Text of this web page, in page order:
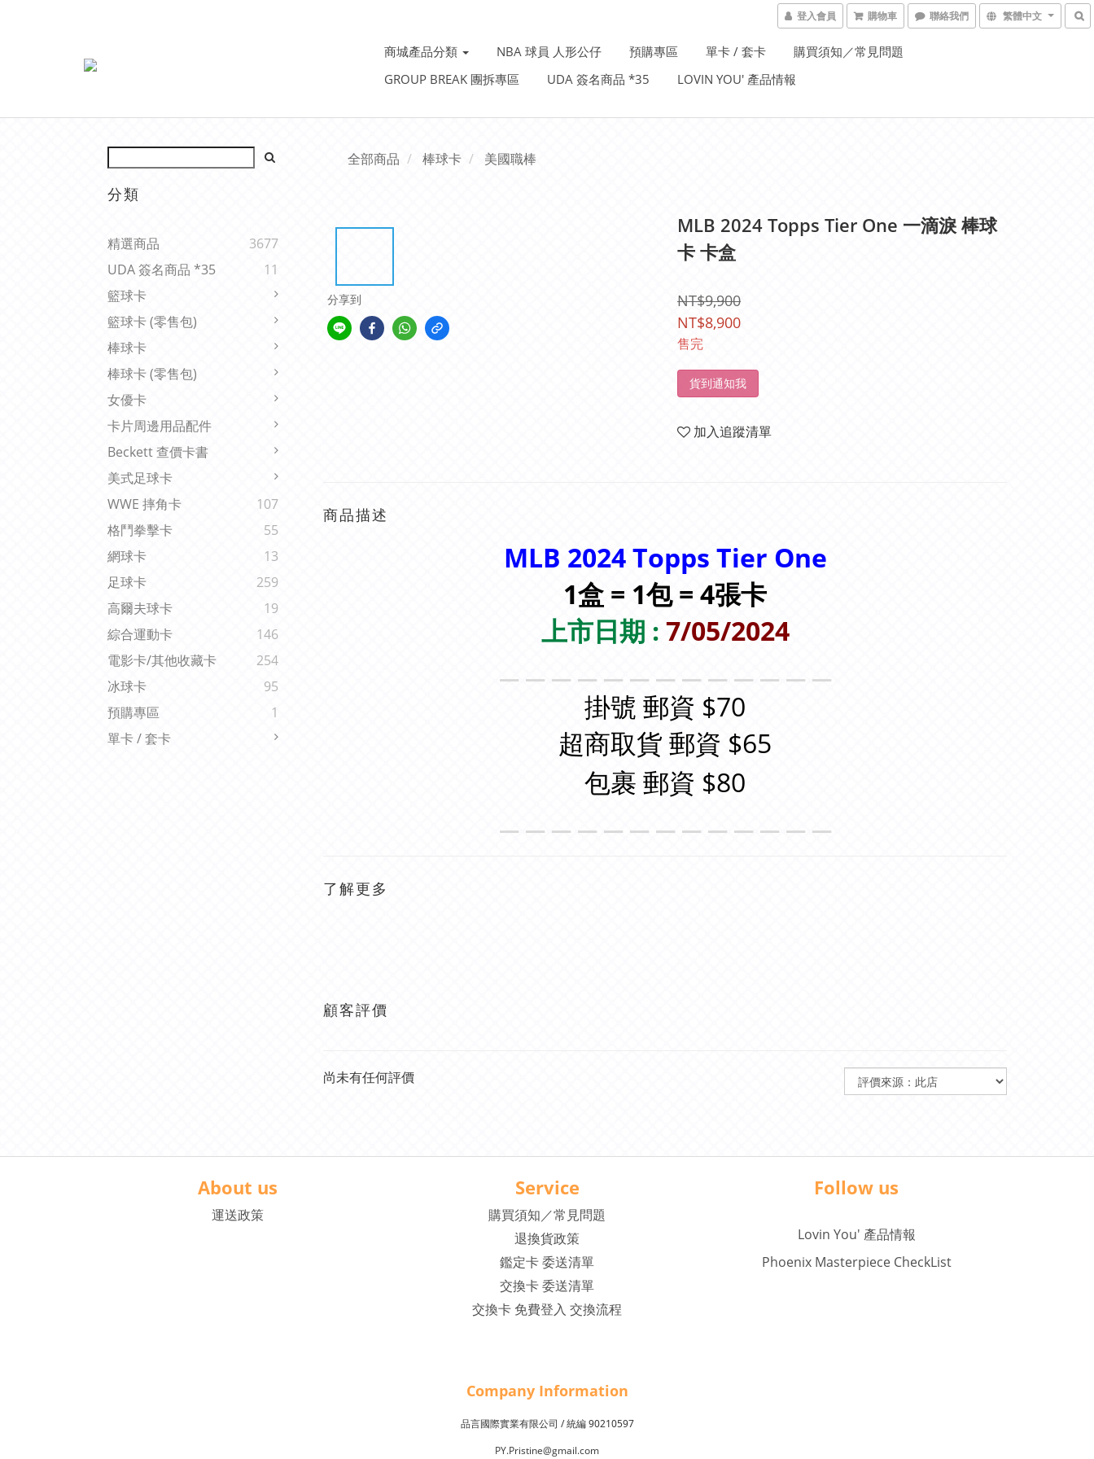
登入會員 購物車 聯絡我們 繁體中文
商城產品分類 NBA 球員 人形公仔 預購專區 單卡 / 套卡
購買須知／常見問題
GROUP BREAK 團拆專區
UDA 簽名商品 *35 LOVIN YOU' 產品情報
分類
精選商品
3677
UDA 簽名商品 *35
11
籃球卡
籃球卡 (零售包)
棒球卡
棒球卡 (零售包)
女優卡
卡片周邊用品配件
Beckett 查價卡書
美式足球卡
WWE 摔角卡
107
格鬥拳擊卡
55
網球卡
13
足球卡
259
高爾夫球卡
19
綜合運動卡
146
電影卡/其他收藏卡
254
冰球卡
95
預購專區
1
單卡 / 套卡
全部商品 棒球卡 美國職棒
分享到
MLB 2024 Topps Tier One 一滴淚 棒球
卡 卡盒
NT$9,900
NT$8,900
售完
貨到通知我
加入追蹤清單
商品描述
MLB 2024 Topps Tier One
1盒 = 1包 = 4張卡
上市日期 : 7/05/2024
掛號 郵資 $70
超商取貨 郵資 $65
包裹 郵資 $80
了解更多
顧客評價
尚未有任何評價
About us
運送政策
Service
購買須知／常見問題
退換貨政策
鑑定卡 委送清單
交換卡 委送清單
交換卡 免費登入 交換流程
Follow us
Lovin You' 產品情報
Phoenix Masterpiece CheckList
Company Information
品言國際實業有限公司 /統編90210597
PY.Pristine@gmail.com